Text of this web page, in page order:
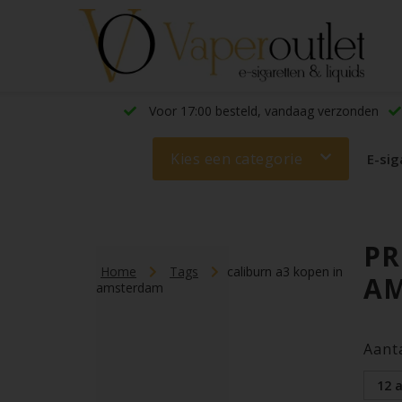
Voor 17:00 besteld, vandaag verzonden
Kies een categorie E-
Home Tags
caliburn a3 kopen in
amsterdam